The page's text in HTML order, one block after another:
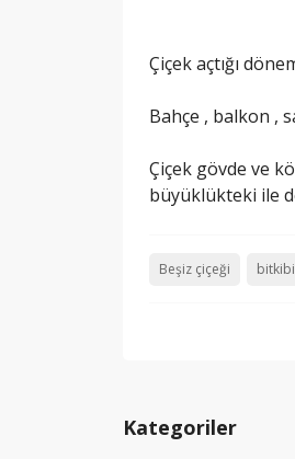
Çiçek açtığı
Bahçe , balkon ,
Çiçek gövde ve
büyüklükteki ile
Beşiz çiçeği
Kategoriler